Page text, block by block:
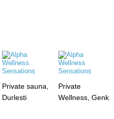
Private sauna,
Durlesti
Private
Wellness, Genk